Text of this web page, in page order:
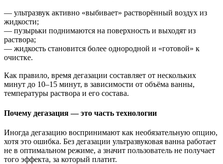
— ультразвук активно «выбивает» растворённый воздух из
жидкости;
— пузырьки поднимаются на поверхность и выходят из
раствора;
— жидкость становится более однородной и «готовой» к
очистке.
Как правило, время дегазации составляет от нескольких
минут до 10–15 минут, в зависимости от объёма ванны,
температуры раствора и его состава.
Почему дегазация — это часть технологии
Иногда дегазацию воспринимают как необязательную опцию,
хотя это ошибка. Без дегазации ультразвуковая ванна работает
не в оптимальном режиме, а значит пользователь не получает
того эффекта, за который платит.